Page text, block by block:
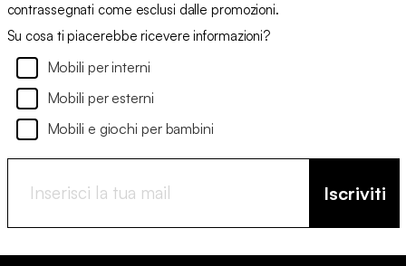
contrassegnati come esclusi dalle promozioni.
Su cosa ti piacerebbe ricevere informazioni?
Mobili per interni
Mobili per esterni
Mobili e giochi per bambini
Iscriviti